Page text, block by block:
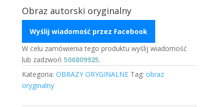
Obraz autorski oryginalny
Wyślij wiadomość przez Facebook
W celu zamówienia tego produktu wyślij wiadomość
lub zadzwoń 506809925.
Kategoria: OBRAZY ORYGINALNE Tag: obraz
oryginalny